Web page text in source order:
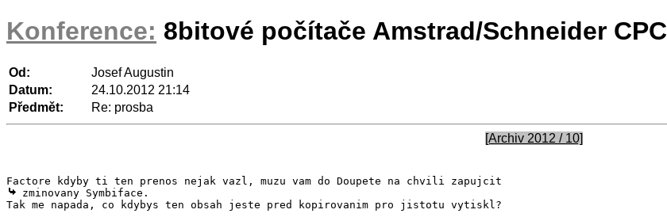
Konference: 8bitové počítače Amstrad/Schneider CPC
Od:
Josef Augustin
Datum:
24.10.2012 21:14
Předmět:
Re: prosba
[Archiv 2012 / 10]
zminovany Symbiface.
Tak me napada, co kdybys ten obsah jeste pred kopirovanim pro jistotu vytiskl?